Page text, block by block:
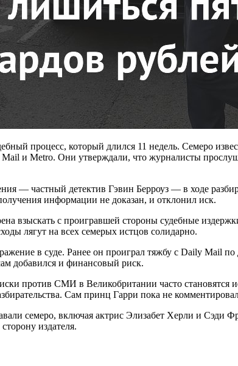
процесс, который длился 11 недель. Семеро
и Metro. Они утверждали, что журналисты
— частный детектив Гэвин Берроуз — в ходе
информации не доказан, и отклонил иск.
взыскать с проигравшей стороны судебные
лягут на всех семерых истцов солидарно.
в суде. Ранее он проиграл тяжбу с Daily Mail
добавился и финансовый риск.
против СМИ в Великобритании часто становятся
Сам принц Гарри пока не
семеро, включая актрис Элизабет Херли и Сэди
издателя.